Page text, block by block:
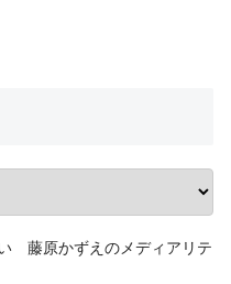
藤原かずえのメディアリテ